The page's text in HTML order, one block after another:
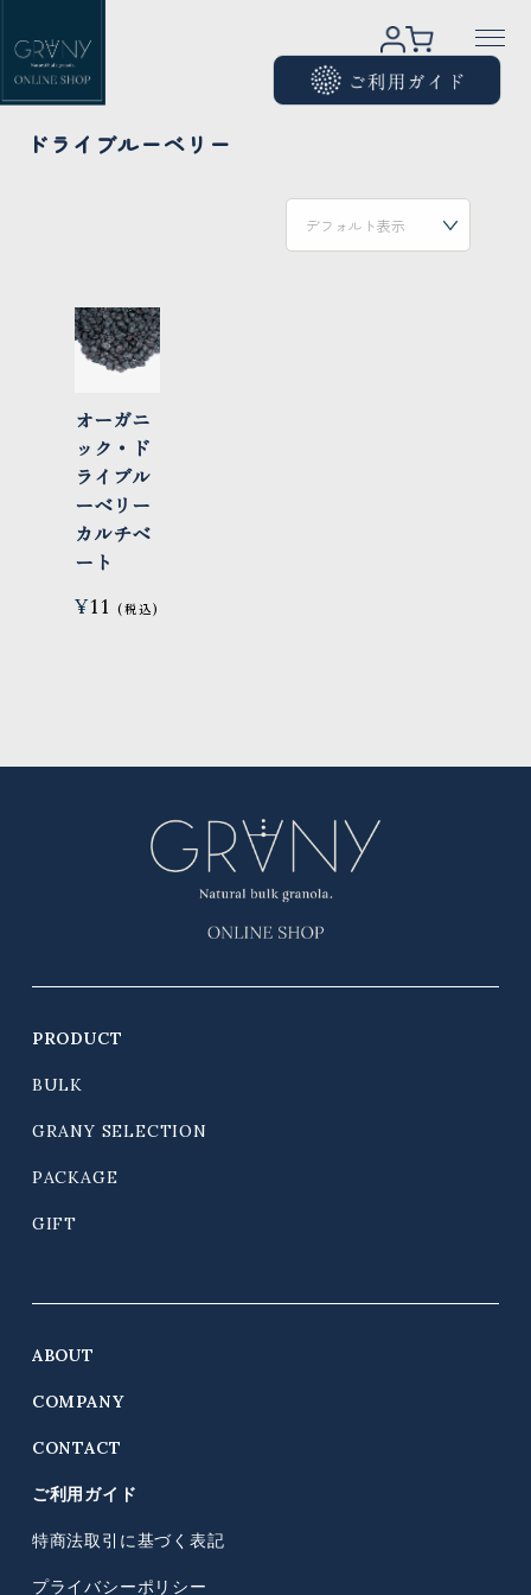
ドライブルーベリー
オーガニ
ック・ド
ライブル
ーベリー
カルチベ
ート
¥11
PRODUCT
BULK
GRANY SELECTION
PACKAGE
GIFT
ABOUT
COMPANY
CONTACT
ご利用ガイド
特商法取引に基づく表記
プライバシーポリシー